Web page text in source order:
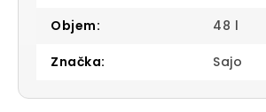
Objem: 48 l
Značka: Sajo